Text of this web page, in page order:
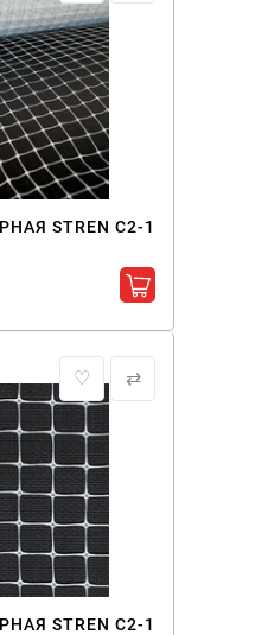
STREN С2-1
Добавить в
♡ ⇄
STREN С2-1